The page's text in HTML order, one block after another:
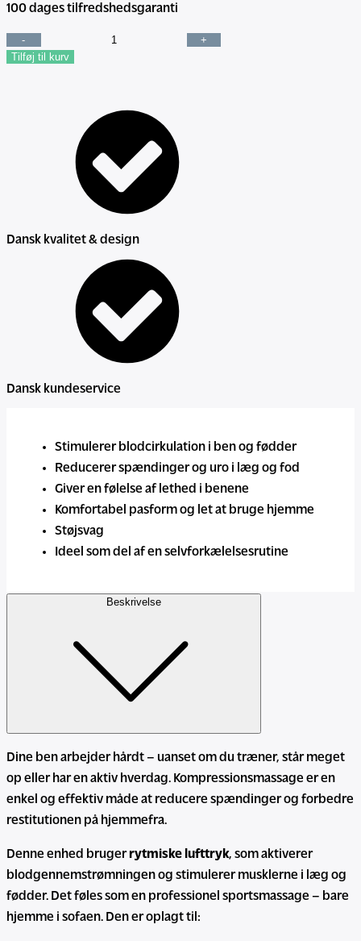
100 dages tilfredshedsgaranti
Kompression
til
Tilføj til kurv
Dansk kvalitet & design
Dansk kundeservice
Stimulerer blodcirkulation i ben og fødder
Reducerer spændinger og uro i læg og fod
Giver en følelse af lethed i benene
Komfortabel pasform og let at bruge hjemme
Støjsvag
Ideel som del af en selvforkælelsesrutine
Beskrivelse
Dine ben arbejder hårdt – uanset om du træner, står meget
op eller har en aktiv hverdag. Kompressionsmassage er en
enkel og effektiv måde at reducere spændinger og forbedre
restitutionen på hjemmefra.
Denne enhed brugerrytmiske lufttryk, som aktiverer
blodgennemstrømningen og stimulerer musklerne i læg og
fødder. Det føles som en professionel sportsmassage – bare
hjemme i sofaen. Den er oplagt til: